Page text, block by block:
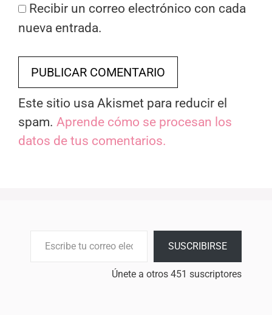
Recibir un correo electrónico con cada
nueva entrada.
Este sitio usa Akismet para reducir el
spam. Aprende cómo se procesan los
datos de tus comentarios.
SUSCRIBIRSE
Únete a otros 451 suscriptores